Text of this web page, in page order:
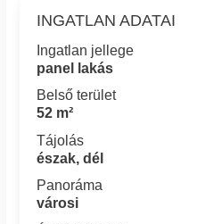
INGATLAN ADATAI
Ingatlan jellege
panel lakás
Belső terület
52 m²
Tájolás
észak, dél
Panoráma
városi